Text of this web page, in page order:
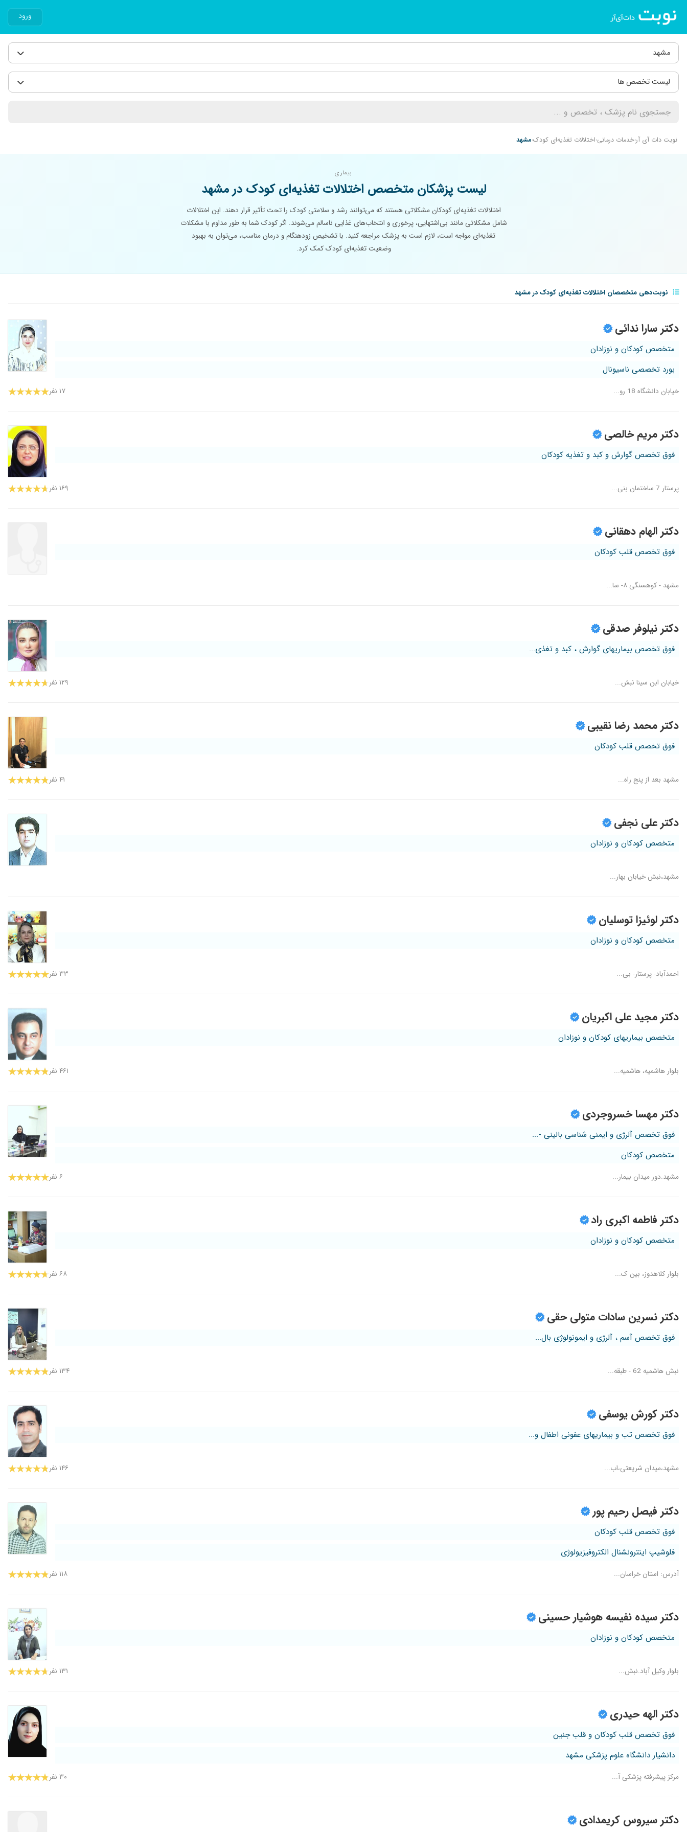
ورود
مشهد
لیست تخصص ها
نوبت دات آی آرخدمات درمانی اختلالات تغذیه‌ای کودک مشهد
بیماری
لیست پزشکان متخصص اختلالات تغذیه‌ای کودک در مشهد
اختلالات تغذیه‌ای کودکان مشکلاتی هستند که می‌توانند رشد و سلامتی کودک را تحت تأثیر قرار دهند. این اختلالات
شامل مشکلاتی مانند بی‌اشتهایی، پرخوری و انتخاب‌های غذایی ناسالم می‌شوند. اگر کودک شما به طور مداوم با مشکلات
تغذیه‌ای مواجه است، لازم است به پزشک مراجعه کنید. با تشخیص زودهنگام و درمان مناسب، می‌توان به بهبود
وضعیت تغذیه‌ای کودک کمک کرد.
نوبت‌دهی متخصصان اختلالات تغذیه‌ای کودک در مشهد
دکتر سارا ندائی
متخصص کودکان و نوزادان
بورد تخصصی ناسیونال
خیابان دانشگاه 18 رو... ۱۷ نفر
دکتر مریم خالصی
فوق تخصص گوارش و کبد و تغذیه کودکان
پرستار 7 ساختمان بنی... ۱۶۹ نفر
دکتر الهام دهقانی
فوق تخصص قلب کودکان
مشهد - کوهسنگی ۸- سا...
دکتر نیلوفر صدقی
فوق تخصص بیماریهای گوارش ، کبد و تغذی...
خیابان ابن سینا نبش... ۱۲۹ نفر
دکتر محمد رضا نقیبی
فوق تخصص قلب کودکان
مشهد بعد از پنج راه... ۴۱ نفر
دکتر علی نجفی
متخصص کودکان و نوزادان
مشهد،نبش خیابان بهار...
دکتر لوئیزا توسلیان
متخصص کودکان و نوزادان
احمدآباد- پرستار- بی... ۳۳ نفر
دکتر مجید علی اکبریان
متخصص بیماریهای کودکان و نوزادان
بلوار هاشمیه، هاشمیه... ۴۶۱ نفر
دکتر مهسا خسروجردی
فوق تخصص آلرژی و ایمنی شناسی بالینی -...
متخصص کودکان
مشهد.دور میدان بیمار... ۶ نفر
دکتر فاطمه اکبری راد
متخصص کودکان و نوزادان
بلوار کلاهدوز، بین ک... ۶۸ نفر
دکتر نسرین سادات متولی حقی
فوق تخصص آسم ، آلرژی و ایمونولوژی بال...
نبش هاشمیه 62 - طبقه... ۱۳۴ نفر
دکتر کورش یوسفی
فوق تخصص تب و بیماریهای عفونی اطفال و...
مشهد،میدان شریعتی،اب... ۱۴۶ نفر
دکتر فیصل رحیم پور
فوق تخصص قلب کودکان
فلوشیپ اینترونشنال الکتروفیزیولوژی
آدرس: استان خراسان... ۱۱۸ نفر
دکتر سیده نفیسه هوشیار حسینی
متخصص کودکان و نوزادان
بلوار وکیل آباد.نبش... ۱۳۱ نفر
دکتر الهه حیدری
فوق تخصص قلب کودکان و قلب جنین
دانشیار دانشگاه علوم پزشکی مشهد
مرکز پیشرفته پزشکی آ... ۳۰ نفر
دکتر سیروس کریمدادی